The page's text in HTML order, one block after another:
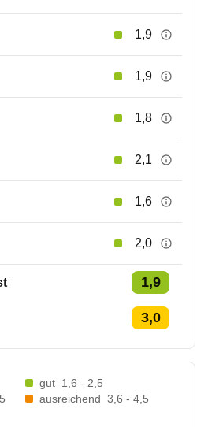
1,9
1,9
1,8
2,1
1,6
2,0
1,9
3,0
gut 1,6 - 2,5
ausreichend 3,6 - 4,5